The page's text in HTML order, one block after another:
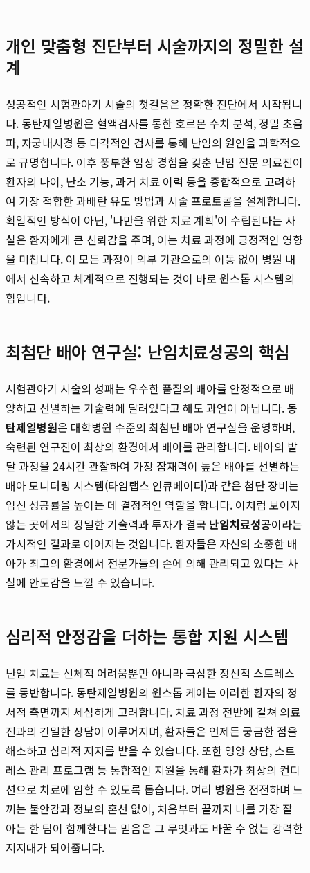
개인 맞춤형 진단부터 시술까지의 정밀한 설
계
성공적인 시험관아기 시술의 첫걸음은 정확한 진단에서 시작됩니
다. 동탄제일병원은 혈액검사를 통한 호르몬 수치 분석, 정밀 초음
파, 자궁내시경 등 다각적인 검사를 통해 난임의 원인을 과학적으
로 규명합니다. 이후 풍부한 임상 경험을 갖춘 난임 전문 의료진이
환자의 나이, 난소 기능, 과거 치료 이력 등을 종합적으로 고려하
여 가장 적합한 과배란 유도 방법과 시술 프로토콜을 설계합니다.
획일적인 방식이 아닌, '나만을 위한 치료 계획'이 수립된다는 사
실은 환자에게 큰 신뢰감을 주며, 이는 치료 과정에 긍정적인 영향
을 미칩니다. 이 모든 과정이 외부 기관으로의 이동 없이 병원 내
에서 신속하고 체계적으로 진행되는 것이 바로 원스톱 시스템의
힘입니다.
최첨단 배아 연구실: 난임치료성공의 핵심
시험관아기 시술의 성패는 우수한 품질의 배아를 안정적으로 배
양하고 선별하는 기술력에 달려있다고 해도 과언이 아닙니다.동
탄제일병원은 대학병원 수준의 최첨단 배아 연구실을 운영하며,
숙련된 연구진이 최상의 환경에서 배아를 관리합니다. 배아의 발
달 과정을 24시간 관찰하여 가장 잠재력이 높은 배아를 선별하는
배아 모니터링 시스템(타임랩스 인큐베이터)과 같은 첨단 장비는
임신 성공률을 높이는 데 결정적인 역할을 합니다. 이처럼 보이지
않는 곳에서의 정밀한 기술력과 투자가 결국 난임치료성공이라는
가시적인 결과로 이어지는 것입니다. 환자들은 자신의 소중한 배
아가 최고의 환경에서 전문가들의 손에 의해 관리되고 있다는 사
실에 안도감을 느낄 수 있습니다.
심리적 안정감을 더하는 통합 지원 시스템
난임 치료는 신체적 어려움뿐만 아니라 극심한 정신적 스트레스
를 동반합니다. 동탄제일병원의 원스톱 케어는 이러한 환자의 정
서적 측면까지 세심하게 고려합니다. 치료 과정 전반에 걸쳐 의료
진과의 긴밀한 상담이 이루어지며, 환자들은 언제든 궁금한 점을
해소하고 심리적 지지를 받을 수 있습니다. 또한 영양 상담, 스트
레스 관리 프로그램 등 통합적인 지원을 통해 환자가 최상의 컨디
션으로 치료에 임할 수 있도록 돕습니다. 여러 병원을 전전하며 느
끼는 불안감과 정보의 혼선 없이, 처음부터 끝까지 나를 가장 잘
아는 한 팀이 함께한다는 믿음은 그 무엇과도 바꿀 수 없는 강력한
지지대가 되어줍니다.